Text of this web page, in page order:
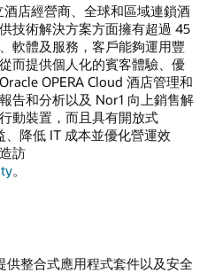
店經營商、全球和區域連鎖酒
技術解決方案方面擁有超過 45
軟體及服務，客戶能夠運用豐
而提供個人化的賓客體驗、優
OPERA Cloud 酒店管理和
告和分析以及 Nor1 向上銷售解
動裝置，而且具有開放式
降低 IT 成本並優化營運效
訪
。
整合式應用程式套件以及安全